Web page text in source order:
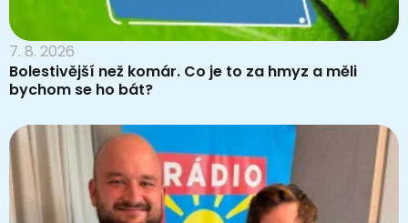
7. 8. 2026
Bolestivější než komár. Co je to za hmyz a měli
bychom se ho bát?